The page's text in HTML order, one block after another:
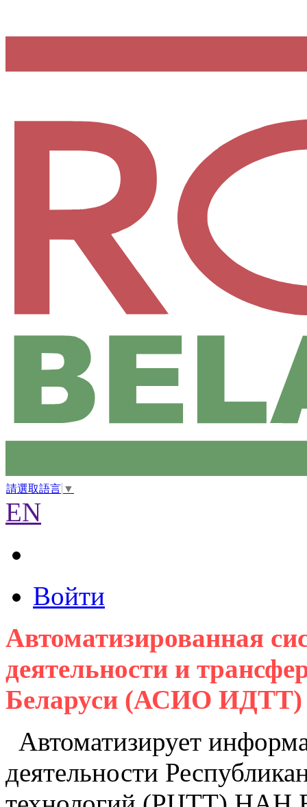
請選取語言 ▼
EN
Войти
Автоматизированная
деятельности и
Беларуси (АСИО ИДТТ)
Автоматизирует
деятельности